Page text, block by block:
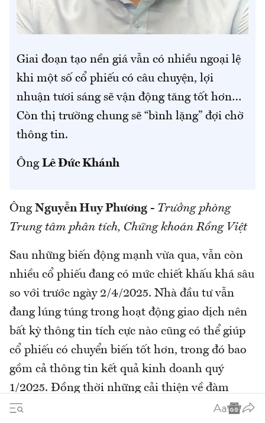
Giai đoạn tạo nền giá vẫn có nhiều ngoại lệ
khi một số cổ phiếu có câu chuyện, lợi
nhuận tươi sáng sẽ vận động tăng tốt hơn…
Còn thị trường chung sẽ “bình lặng” đợi chờ
thông tin.
Ông Lê Đức Khánh
Ông Nguyễn Huy Phương - Trưởng phòng
Trung tâm phân tích, Chứng khoán Rồng Việt
Sau những biến động mạnh vừa qua, vẫn còn
nhiều cổ phiếu đang có mức chiết khấu khá sâu
so với trước ngày 2/4/2025. Nhà đầu tư vẫn
đang lúng túng trong hoạt động giao dịch nên
bất kỳ thông tin tích cực nào cũng có thể giúp
cổ phiếu có chuyển biến tốt hơn, trong đó bao
gồm cả thông tin kết quả kinh doanh quý
1/2025. Đồng thời những cải thiện về đàm
phán thuế quan giữa Mỹ và các nước (bao gồm